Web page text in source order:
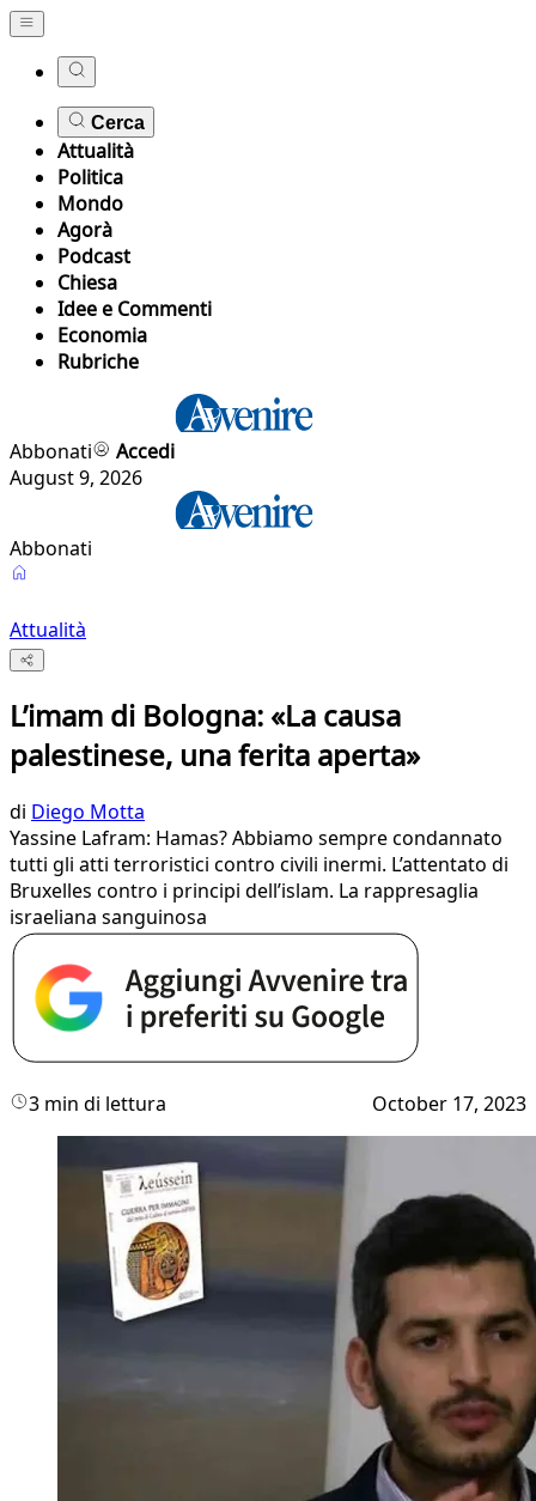
Cerca
Attualità
Politica
Mondo
Agorà
Podcast
Chiesa
Idee e Commenti
Economia
Rubriche
Abbonati
Accedi
August 9, 2026
Abbonati
Attualità
L’imam di Bologna: «La causa
palestinese, una ferita aperta»
di Diego Motta
Yassine Lafram: Hamas? Abbiamo sempre condannato
tutti gli atti terroristici contro civili inermi. L’attentato di
Bruxelles contro i principi dell’islam. La rappresaglia
israeliana sanguinosa
3 min di lettura October 17, 2023